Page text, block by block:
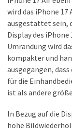
wird das iPhone
ausgestattet sein,
Display des iPhone
Umrandung wird
kompakter und
ausgegangen,
für die
ist als andere
In Bezug auf die
hohe